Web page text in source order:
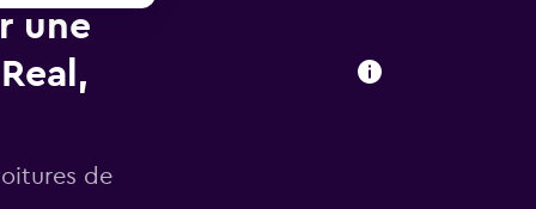
une
de